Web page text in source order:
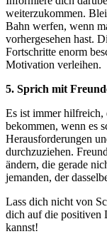
weiterzukommen.
Bahn werfen, wenn
vorhergesehen hast.
Fortschritte enorm
Motivation verleihen.
5. Sprich mit
Es ist immer hilfreich,
bekommen, wenn es
Herausforderungen
durchzuziehen.
ändern, die gerade
jemanden, der
Lass dich nicht von
dich auf die positiven
kannst!